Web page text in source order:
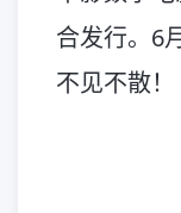
合发行。6
不见不散！